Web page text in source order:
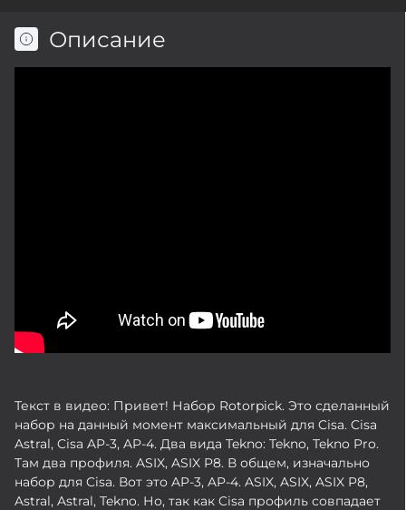
Описание
Текст в видео: Привет! Набор Rotorpick. Это сделанный
набор на данный момент максимальный для Cisa. Cisa
Astral, Cisa AP-3, AP-4. Два вида Tekno: Tekno, Tekno Pro.
Там два профиля. ASIX, ASIX P8. В общем, изначально
набор для Cisa. Вот это AP-3, AP-4. ASIX, ASIX, ASIX P8,
Astral, Astral, Tekno. Но, так как Cisa профиль совпадает